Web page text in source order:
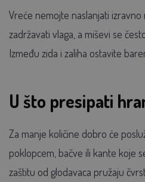
Vreće nemojte naslanjati izravno
zadržavati vlaga, a miševi se
Između zida i zaliha ostavite
U što presipati
Za manje količine dobro će
poklopcem, bačve ili kante koje
zaštitu od glodavaca pružaju